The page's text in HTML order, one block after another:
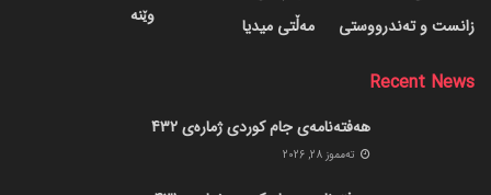
زانست و تەندرووستی
مەڵتی میدیا
وێنە
Recent News
هەفتەنامەی جام کوردی ژمارەی 432
ته‌مموز 28, 2026